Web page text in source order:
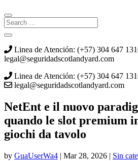
Linea de Atención: (+57) 304 647
legal@seguridadscotlandyard.com
Linea de Atención: (+57) 304 647
legal@seguridadscotlandyard.com
NetEnt e il nuovo
quando le slot premium
giochi da tavolo
by GuaUserWa4 | Mar 28, 2026 | Sin